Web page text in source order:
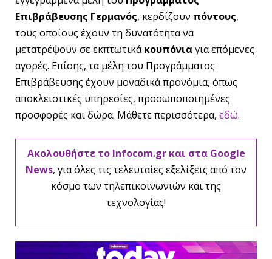
Επιβράβευσης Γερμανός, κερδίζουν πόντους,
τους οποίους έχουν τη δυνατότητα να
μετατρέψουν σε εκπτωτικάκουπόνιαγια επόμενες
αγορές. Επίσης, τα μέλη του Προγράμματος
Επιβράβευσης έχουν μοναδικά προνόμια, όπως
αποκλειστικές υπηρεσίες, προσωποποιημένες
προσφορές και δώρα. Μάθετε περισσότερα, εδώ.
Ακολουθήστε το Infocom.gr και στα Google
News, για όλες τις τελευταίες εξελίξεις από τον
κόσμο των τηλεπικοινωνιών και της
τεχνολογίας!